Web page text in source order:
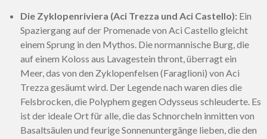
Die Zyklopenriviera (Aci Trezza und Aci Castello): Ein
Spaziergang auf der Promenade von Aci Castello gleicht
einem Sprung in den Mythos. Die normannische Burg, die
auf einem Koloss aus Lavagestein thront, überragt ein
Meer, das von den Zyklopenfelsen (Faraglioni) von Aci
Trezza gesäumt wird. Der Legende nach waren dies die
Felsbrocken, die Polyphem gegen Odysseus schleuderte. Es
ist der ideale Ort für alle, die das Schnorcheln inmitten von
Basaltsäulen und feurige Sonnenuntergänge lieben, die den